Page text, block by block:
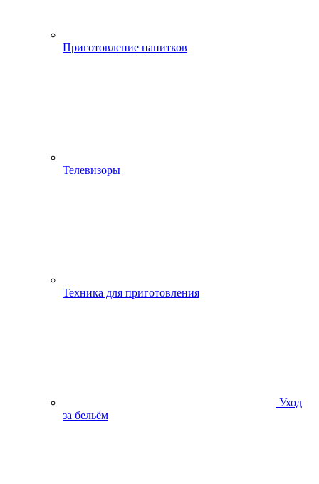
Приготовление напитков
Телевизоры
Техника для приготовления
Уход
за бельём